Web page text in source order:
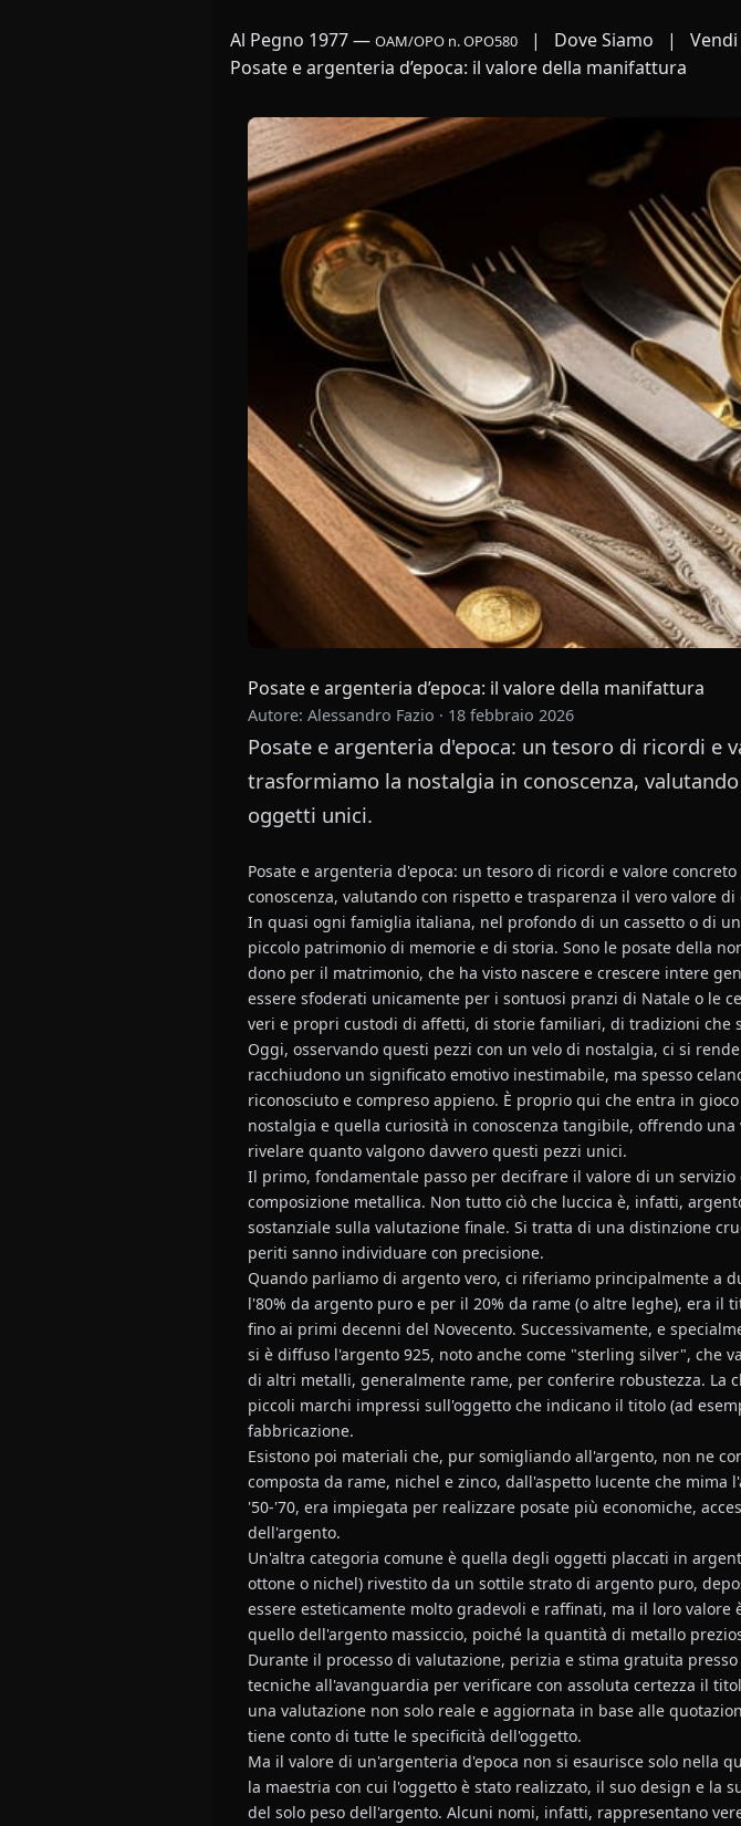
Al Pegno 1977— OAM/OPO n. OPO580 | Dove Siamo | Vendi
Posate e argenteria d’epoca: il valore della manifattura
Posate e argenteria d’epoca: il valore della manifattura
Autore: Alessandro Fazio · 18 febbraio 2026
Posate e argenteria d'epoca: un tesoro di ricordi e
trasformiamo la nostalgia in conoscenza,
oggetti unici.
Posate e argenteria d'epoca: un tesoro di ricordi e valore
conoscenza, valutando con rispetto e trasparenza il vero valore
In quasi ogni famiglia italiana, nel profondo di un cassetto o di
piccolo patrimonio di memorie e di storia. Sono le posate della
dono per il matrimonio, che ha visto nascere e crescere intere
essere sfoderati unicamente per i sontuosi pranzi di Natale o le
veri e propri custodi di affetti, di storie familiari, di tradizioni che
Oggi, osservando questi pezzi con un velo di nostalgia, ci si
racchiudono un significato emotivo inestimabile, ma spesso
riconosciuto e compreso appieno. È proprio qui che entra in
nostalgia e quella curiosità in conoscenza tangibile, offrendo
rivelare quanto valgono davvero questi pezzi unici.
Il primo, fondamentale passo per decifrare il valore di un
composizione metallica. Non tutto ciò che luccica è, infatti,
sostanziale sulla valutazione finale. Si tratta di una distinzione
periti sanno individuare con precisione.
Quando parliamo di argento vero, ci riferiamo principalmente a
l'80% da argento puro e per il 20% da rame (o altre leghe), era
fino ai primi decenni del Novecento. Successivamente, e
si è diffuso l'argento 925, noto anche come "sterling silver", che
di altri metalli, generalmente rame, per conferire robustezza. La
piccoli marchi impressi sull'oggetto che indicano il titolo (ad
fabbricazione.
Esistono poi materiali che, pur somigliando all'argento, non ne
composta da rame, nichel e zinco, dall'aspetto lucente che
'50-'70, era impiegata per realizzare posate più economiche,
dell'argento.
Un'altra categoria comune è quella degli oggetti placcati in
ottone o nichel) rivestito da un sottile strato di argento puro,
essere esteticamente molto gradevoli e raffinati, ma il loro
quello dell'argento massiccio, poiché la quantità di metallo
Durante il processo di valutazione, perizia e stima gratuita
tecniche all'avanguardia per verificare con assoluta certezza il
una valutazione non solo reale e aggiornata in base alle
tiene conto di tutte le specificità dell'oggetto.
Ma il valore di un'argenteria d'epoca non si esaurisce solo nella
la maestria con cui l'oggetto è stato realizzato, il suo design e la
del solo peso dell'argento. Alcuni nomi, infatti, rappresentano